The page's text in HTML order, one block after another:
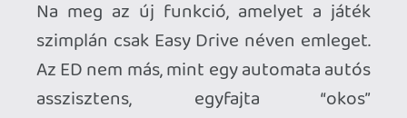
Lavírozásra pedig lesz lehetőségünk
bőven. A Need for Speed: Most Wanted
versenyei vadak, intenzívek és majd
szétpattannak a feszültségtől. Az